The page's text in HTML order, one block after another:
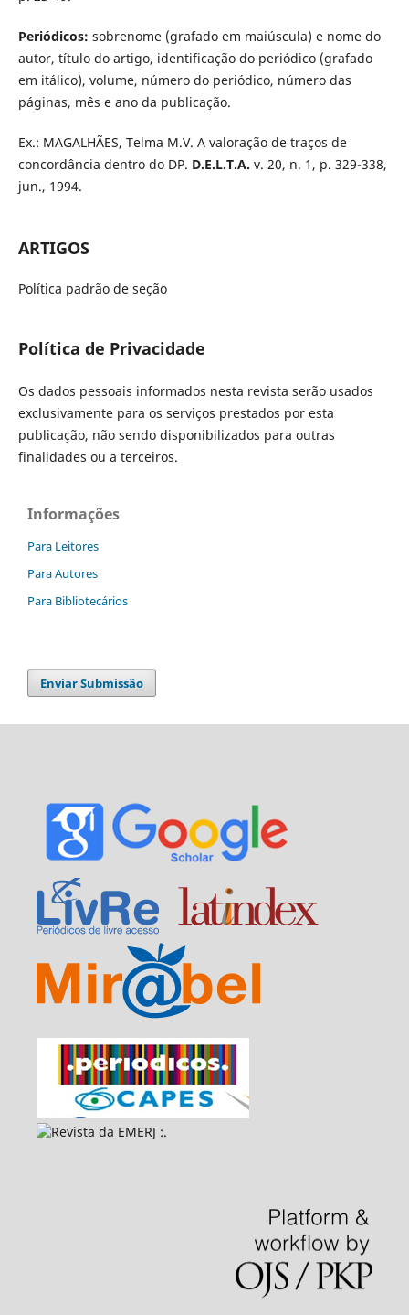
Periódicos: sobrenome (grafado em maiúscula) e nome do
autor, título do artigo, identificação do periódico (grafado
em itálico), volume, número do periódico, número das
páginas, mês e ano da publicação.
Ex.: MAGALHÃES, Telma M.V. A valoração de traços de
concordância dentro do DP. D.E.L.T.A. v. 20, n. 1, p. 329-338,
jun., 1994.
ARTIGOS
Política padrão de seção
Política de Privacidade
Os dados pessoais informados nesta revista serão usados
exclusivamente para os serviços prestados por esta
publicação, não sendo disponibilizados para outras
finalidades ou a terceiros.
Informações
Para Leitores
Para Autores
Para Bibliotecários
Enviar Submissão